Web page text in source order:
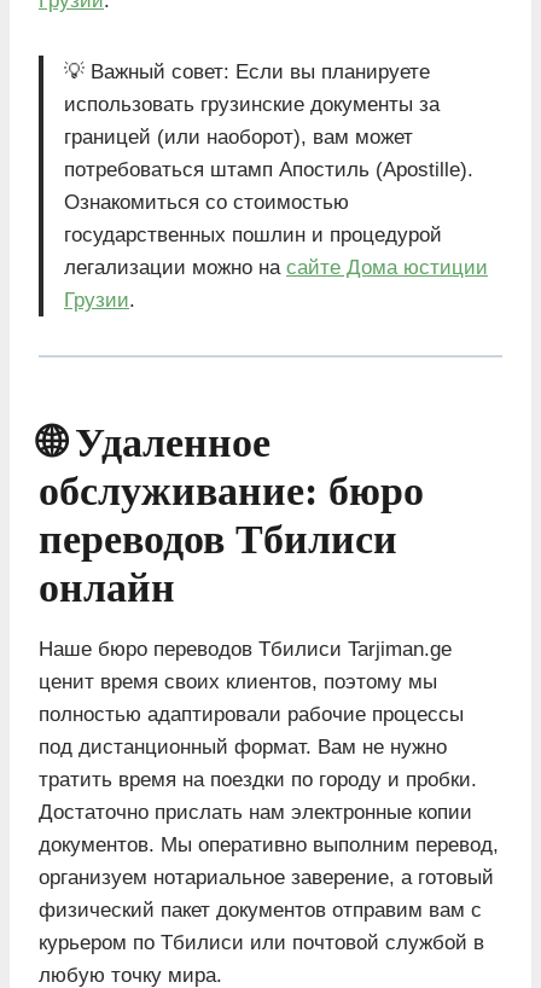
💡 Важный совет: Если вы планируете
использовать грузинские документы за
границей (или наоборот), вам может
потребоваться штамп Апостиль (Apostille).
Ознакомиться со стоимостью
государственных пошлин и процедурой
легализации можно на сайте Дома юстиции
Грузии.
🌐 Удаленное
обслуживание: бюро
переводов Тбилиси
онлайн
Наше бюро переводов Тбилиси Tarjiman.ge
ценит время своих клиентов, поэтому мы
полностью адаптировали рабочие процессы
под дистанционный формат. Вам не нужно
тратить время на поездки по городу и пробки.
Достаточно прислать нам электронные копии
документов. Мы оперативно выполним перевод,
организуем нотариальное заверение, а готовый
физический пакет документов отправим вам с
курьером по Тбилиси или почтовой службой в
любую точку мира.